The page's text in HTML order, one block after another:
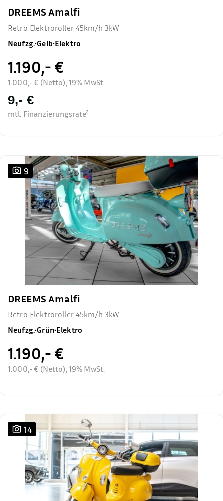
DREEMS Amalfi
Retro Elektroroller 45km/h 3kW
Neufzg.•Gelb•Elektro
1.190,- €
1.000,- € (Netto), 19% MwSt.
9,- €
mtl. Finanzierungsrate²
9
DREEMS Amalfi
Retro Elektroroller 45km/h 3kW
Neufzg.•Grün•Elektro
1.190,- €
1.000,- € (Netto), 19% MwSt.
14